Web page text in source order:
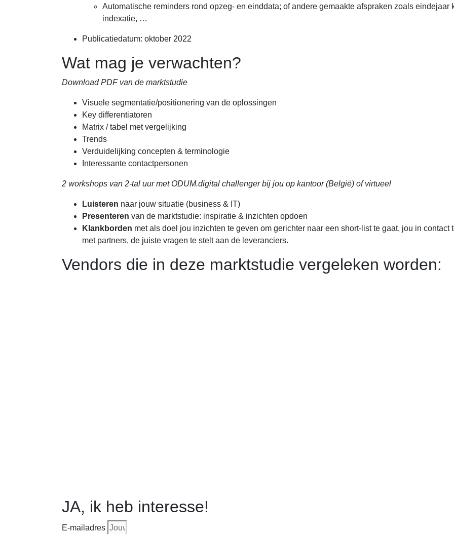
Automatische reminders rond opzeg- en einddata; of andere gemaakte afspraken zoals eindejaar
indexatie, …
Publicatiedatum: oktober 2022
Wat mag je verwachten?
Download PDF van de marktstudie
Visuele segmentatie/positionering van de oplossingen
Key differentiatoren
Matrix / tabel met vergelijking
Trends
Verduidelijking concepten & terminologie
Interessante contactpersonen
2 workshops van 2-tal uur met ODUM.digital challenger bij jou op kantoor (België) of virtueel
Luisteren naar jouw situatie (business & IT)
Presenteren van de marktstudie: inspiratie & inzichten opdoen
Klankborden met als doel jou inzichten te geven om gerichter naar een short-list te gaat, jou in contact
met partners, de juiste vragen te stelt aan de leveranciers.
Vendors die in deze marktstudie vergeleken worden:
JA, ik heb interesse!
E-mailadres